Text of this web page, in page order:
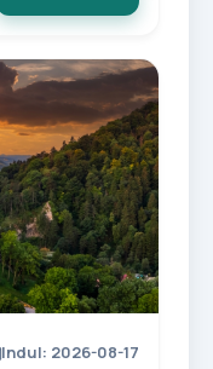
Indul: 2026-08-17